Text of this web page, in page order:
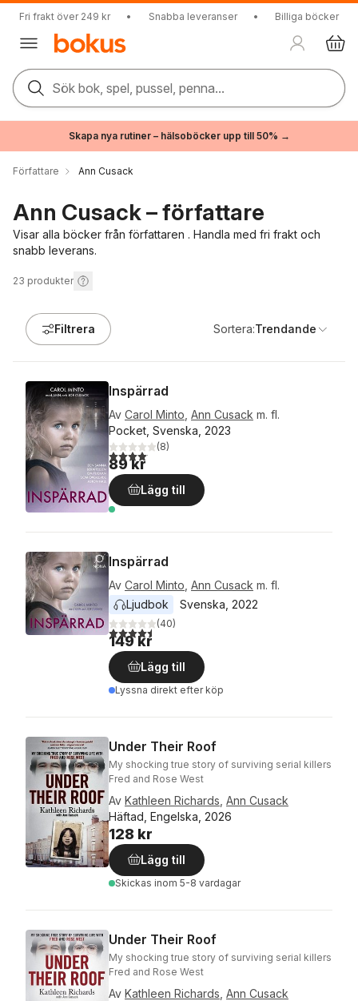
Fri frakt över 249 kr • Snabba leveranser • Billiga böcker
Sök bok, spel, pussel, penna...
Skapa nya rutiner – hälsoböcker upp till 50% →
Författare Ann Cusack
Ann Cusack – författare
Visar alla böcker från författaren . Handla med fri frakt och
snabb leverans.
23 produkter
Filtrera Sortera:Trendande
Inspärrad
Av Carol Minto Ann Cusack m. fl.
Pocket, Svenska, 2023
4,1utav 5 stjärnor. Totalt antal röster:
(8)
89 kr
Lägg till
Inspärrad
Av Carol Minto Ann Cusack m. fl.
Ljudbok
Svenska 2022
4,5utav 5 stjärnor. Totalt antal röster:
(40)
149 kr
Lägg till
Lyssna direkt efter köp
Under Their Roof
My shocking true story of surviving serial killers
Fred and Rose West
Av Kathleen Richards Ann Cusack
Häftad, Engelska, 2026
128 kr
Lägg till
Skickas inom 5-8 vardagar
Under Their Roof
My shocking true story of surviving serial killers
Fred and Rose West
Av Kathleen Richards Ann Cusack